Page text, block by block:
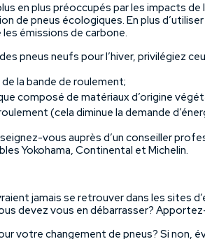
en plus préoccupés par les impacts
de pneus écologiques. En plus
émissions de carbone.
pneus neufs pour l’hiver, privilégiez
la bande de roulement;
composé de matériaux d’origine
(cela diminue la demande
vous auprès d’un conseiller
Yokohama, Continental et Michelin.
jamais se retrouver dans les sites
devez vous en débarrasser?
votre changement de pneus? Si non,